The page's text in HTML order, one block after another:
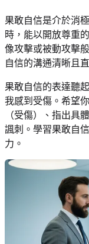
果敢自信是介於消
時，能以開放尊重
像攻擊或被動攻擊
自信的溝通清晰且
果敢自信的表達聽
我感到受傷。希望
（受傷）、指出具
諷刺。學習果敢自
力。